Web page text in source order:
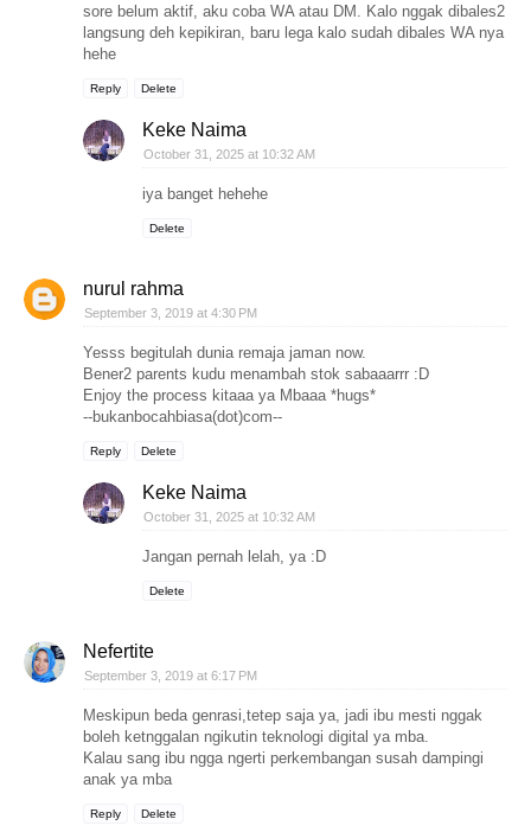
sore belum aktif, aku coba WA atau DM. Kalo nggak dibales2
langsung deh kepikiran, baru lega kalo sudah dibales WA nya
hehe
Reply Delete
Keke Naima
October 31, 2025 at 10:32 AM
iya banget hehehe
Delete
nurul rahma
September 3, 2019 at 4:30 PM
Yesss begitulah dunia remaja jaman now.
Bener2 parents kudu menambah stok sabaaarrr :D
Enjoy the process kitaaa ya Mbaaa *hugs*
--bukanbocahbiasa(dot)com--
Reply Delete
Keke Naima
October 31, 2025 at 10:32 AM
Jangan pernah lelah, ya :D
Delete
Nefertite
September 3, 2019 at 6:17 PM
Meskipun beda genrasi,tetep saja ya, jadi ibu mesti nggak
boleh ketnggalan ngikutin teknologi digital ya mba.
Kalau sang ibu ngga ngerti perkembangan susah dampingi
anak ya mba
Reply Delete